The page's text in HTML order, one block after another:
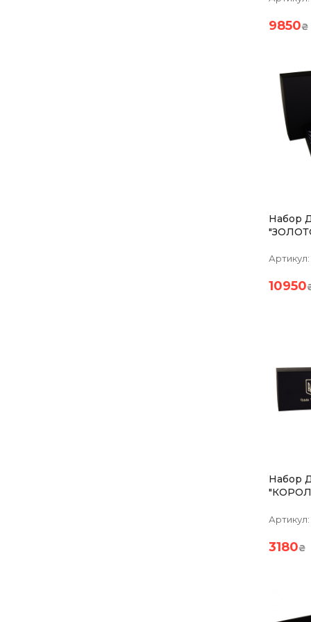
9850₴
Набор
750 Мл,
Артикул:
10950
Набор
Артикул:
3180₴